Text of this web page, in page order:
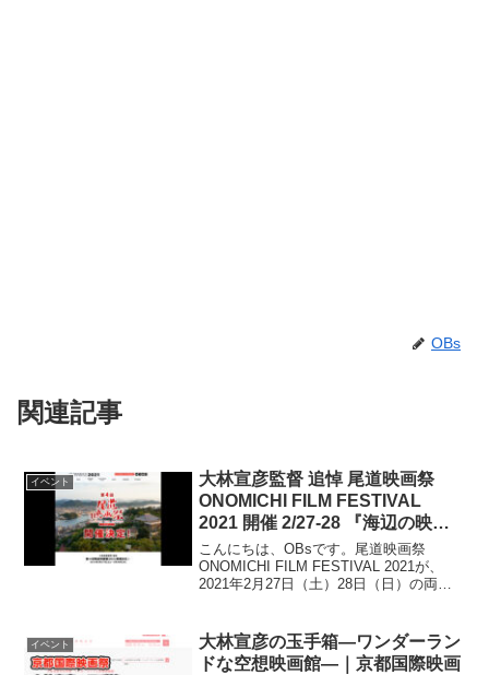
OBs
関連記事
イベント
大林宣彦監督 追悼 尾道映画祭
ONOMICHI FILM FESTIVAL
2021 開催 2/27-28 『海辺の映画
館―キネマの玉手箱』『転校生』
『時をかける少女』『さびしんぼ
う』一挙上映 – しまなみ交流館/
こんにちは、OBsです。尾道映画祭
ONOMICHI FILM FESTIVAL 2021が、
2021年2月27日（土）28日（日）の両日
館シ...
イベント
大林宣彦の玉手箱―ワンダーラン
ドな空想映画館―｜京都国際映画